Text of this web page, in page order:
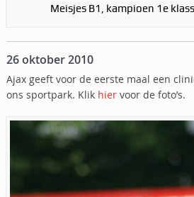
Meisjes B1, kampioen 1e
26 oktober 2010
Ajax geeft voor de eerste maal een
ons sportpark. Klik hier voor de foto’s.